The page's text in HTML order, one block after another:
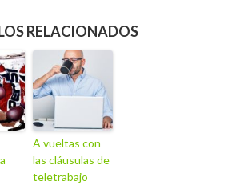
RELACIONADOS
A vueltas con
las cláusulas de
teletrabajo